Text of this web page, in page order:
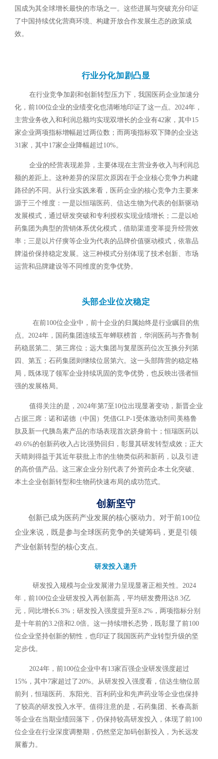
国成为其全球增长最快的市场之一。这些进展与突破充分印证
了中国持续优化营商环境、构建开放合作发展生态的政策成
效。
行业分化加剧凸显
在行业竞争加剧和创新转型压力下，我国医药企业加速分
化，前100位企业的业绩变化也清晰地印证了这一点。2024年，
主营业务收入和利润总额均实现双增长的企业有42家，其中15
家企业两项指标增幅超过两位数；而两项指标双下降的企业达
31家，其中17家企业降幅超过10%。
企业的经营表现差异，主要体现在主营业务收入与利润总
额的差距上。这种差异的深层次原因在于企业核心竞争力构建
路径的不同。从行业实践来看，医药企业的核心竞争力主要来
源于三个维度：一是以恒瑞医药、信达生物为代表的创新驱动
发展模式，通过研发突破和专利授权实现业绩增长；二是以哈
药集团为典型的营销体系优化模式，借助渠道变革提升经营效
率；三是以片仔癀等企业为代表的品牌价值驱动模式，依靠品
牌溢价保持稳定发展。这三种模式分别体现了技术创新、市场
运营和品牌建设等不同维度的竞争优势。
头部企业位次稳定
在前100位企业中，前十企业的归属始终是行业瞩目的焦
点。2024年，国药集团连续五年蝉联榜首，华润医药与齐鲁制
药稳居第二、第三席位；远大集团与复星医药位次互换分列第
四、第五；石药集团则继续位居第六。这一头部阵营的稳定格
局，既体现了领军企业持续巩固的竞争优势，也反映出强者恒
强的发展格局。
值得关注的是，2024年第7至10位出现显著变动，新晋企业
占据三席：诺和诺德（中国）凭借GLP-1受体激动剂司美格鲁
肽及新一代胰岛素产品的市场表现首次跻身前十；恒瑞医药以
49.6%的创新药收入占比强势回归，彰显其研发转型成效；正大
天晴则得益于其近年获批上市的生物类似药和新药，以及引进
的高价值产品。这三家企业分别代表了外资药企本土化突破、
本土企业创新转型和生物药快速布局的成功范式。
创新坚守
创新已成为医药产业发展的核心驱动力。对于前100位
企业来说，既是参与全球医药竞争的关键筹码，更是引领
产业创新转型的核心支点。
研发投入递升
研发投入规模与企业发展潜力呈现显著正相关性。2024
年，前100位企业研发投入再创新高，平均研发费用达8.3亿
元，同比增长6.3%；研发投入强度提升至8.2%，两项指标分别
是十年前的3.2倍和2.0倍。这一持续增长态势，既彰显了前100
位企业坚持创新的韧性，也印证了我国医药产业转型升级的坚
定步伐。
2024年，前100位企业中有13家百强企业研发强度超过
15%，其中7家超过了20%。 从研发投入强度看，信达生物位居
前列，恒瑞医药、东阳光、百利药业和先声药业等企业也保持
了较高的研发投入水平。 值得注意的是，石药集团、长春高新
等企业在当期业绩回落下，仍保持较高研发投入，体现了前100
位企业在行业深度调整期，仍然坚定加码创新投入，为长远发
展蓄力。